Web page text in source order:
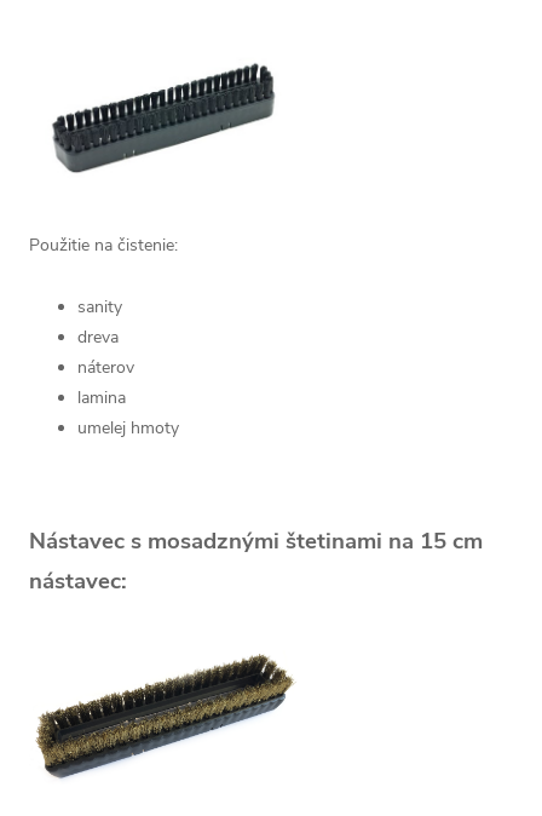
Použitie na čistenie:
sanity
dreva
náterov
lamina
umelej hmoty
Nástavec s mosadznými štetinami na 15 cm
nástavec: